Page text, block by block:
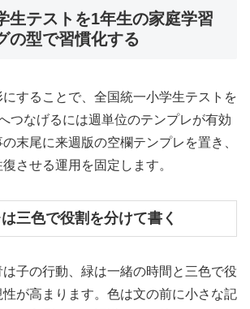
生テストを1年生の家庭学習
の型で習慣化する
することで、全国統一小学生テストを
つなげるには週単位のテンプレが有効
末尾に来週版の空欄テンプレを置き、
させる運用を固定します。
三色で役割を分けて書く
子の行動、緑は一緒の時間と三色で役
が高まります。色は文の前に小さな記